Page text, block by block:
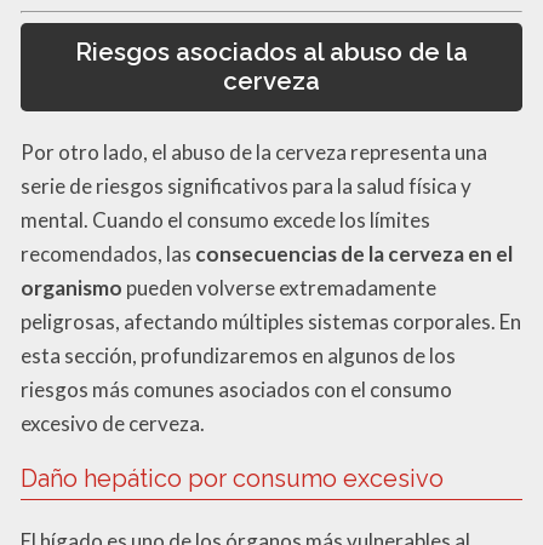
Riesgos asociados al abuso de la
cerveza
Por otro lado, el abuso de la cerveza representa una
serie de riesgos significativos para la salud física y
mental. Cuando el consumo excede los límites
recomendados, las consecuencias de la cerveza en el
organismo pueden volverse extremadamente
peligrosas, afectando múltiples sistemas corporales. En
esta sección, profundizaremos en algunos de los
riesgos más comunes asociados con el consumo
excesivo de cerveza.
Daño hepático por consumo excesivo